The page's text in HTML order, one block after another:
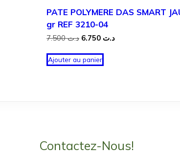
PATE POLYMERE DAS SMART
gr REF 3210-04
د.ت7.500
Le
initial
était :
د.تLe
Ajouter au panier
Contactez-Nous!